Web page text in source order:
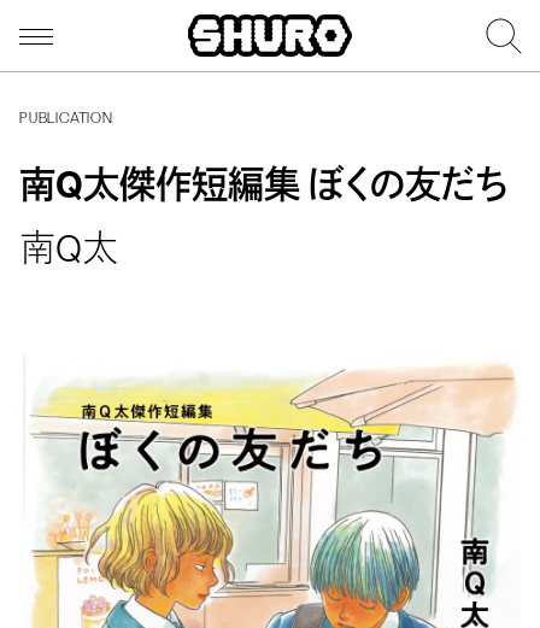
PUBLICATION
南Q太傑作短編集 ぼくの友だち
南Q太